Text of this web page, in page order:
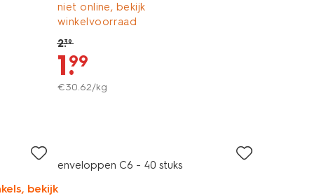
niet online, bekijk
winkelvoorraad
2.39
1.
99
€30.62/kg
bekijk
enveloppen C6 - 40 stuks